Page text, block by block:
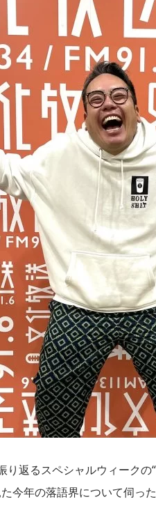
返るスペシャルウィーク
今年の落語界について伺った